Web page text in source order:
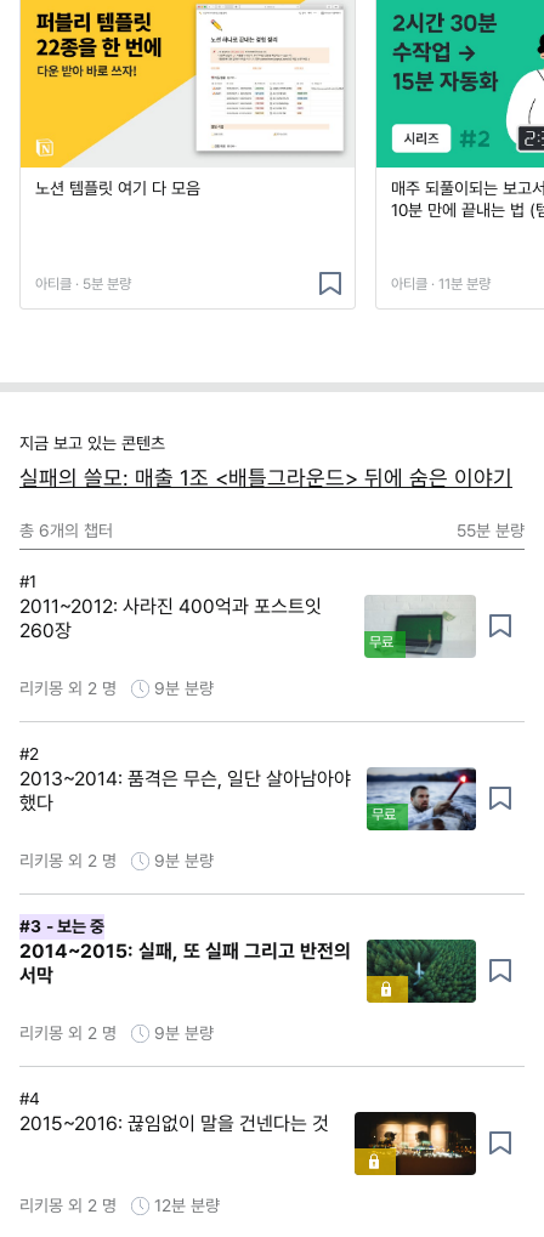
노션 템플릿 여기 다 모음
아티클 · 5분 분량
매주 되풀이되는 보고
10분 만에 끝내는 법 (
아티클 · 11분 분량
지금 보고 있는 콘텐츠
실패의 쓸모: 매출 1조 <배틀그라운드> 뒤에 숨은 이야기
총 6개의 챕터 55분 분량
#1
2011~2012: 사라진 400억과 포스트잇
260장
무료
리키몽 외 2 명 9분 분량
#2
2013~2014: 품격은 무슨, 일단 살아남아야
했다
무료
리키몽 외 2 명 9분 분량
#3 - 보는 중
2014~2015: 실패, 또 실패 그리고 반전의
서막
리키몽 외 2 명 9분 분량
#4
2015~2016: 끊임없이 말을 건넨다는 것
리키몽 외 2 명 12분 분량